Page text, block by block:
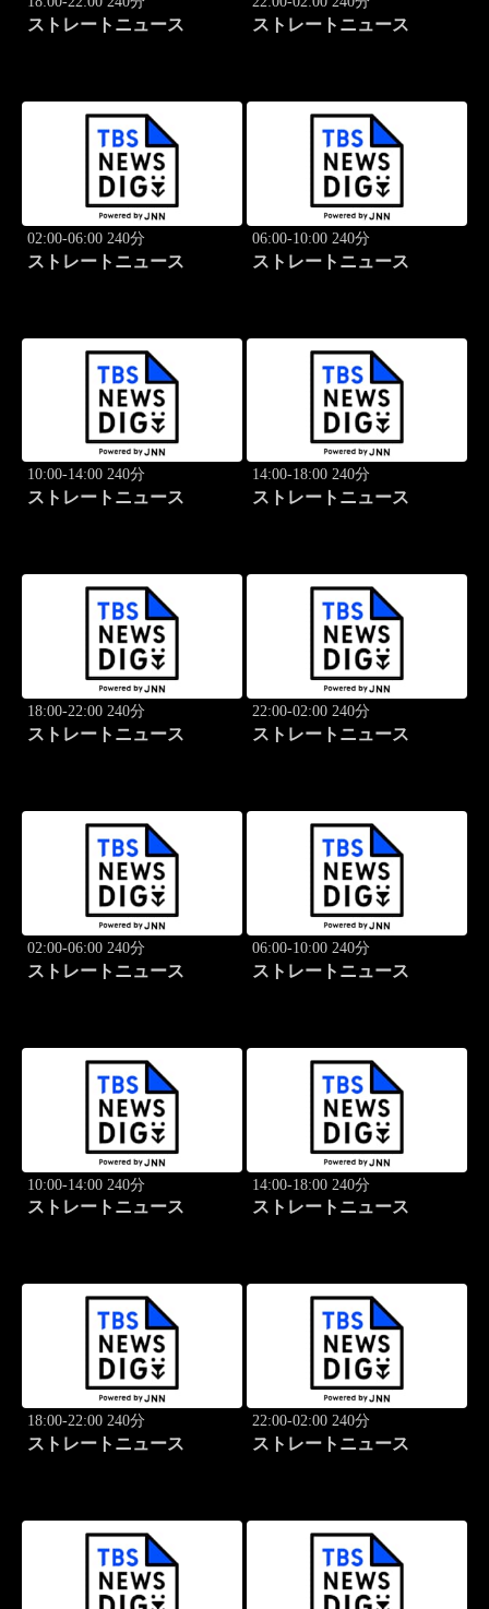
ストレートニュース ストレートニュース
02:00-06:00 240分
ストレートニュース
06:00-10:00 240分
ストレートニュース
10:00-14:00 240分
ストレートニュース
14:00-18:00 240分
ストレートニュース
18:00-22:00 240分
ストレートニュース
22:00-02:00 240分
ストレートニュース
02:00-06:00 240分
ストレートニュース
06:00-10:00 240分
ストレートニュース
10:00-14:00 240分
ストレートニュース
14:00-18:00 240分
ストレートニュース
18:00-22:00 240分
ストレートニュース
22:00-02:00 240分
ストレートニュース